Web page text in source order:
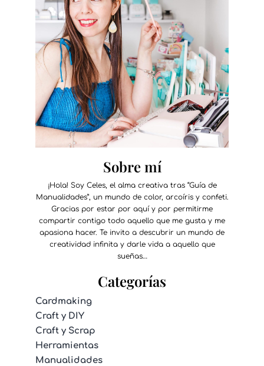
Sobre mí
¡Hola! Soy Celes, el alma creativa tras “Guía de
Manualidades”, un mundo de color, arcoíris y confeti.
Gracias por estar por aquí y por permitirme
compartir contigo todo aquello que me gusta y me
apasiona hacer. Te invito a descubrir un mundo de
creatividad infinita y darle vida a aquello que
sueñas…
Categorías
Cardmaking
Craft y DIY
Craft y Scrap
Herramientas
Manualidades